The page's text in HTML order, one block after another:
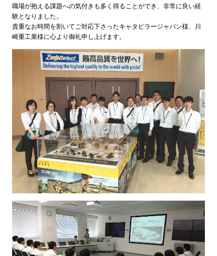
職場が抱える課題への気付きも多く得ることができ、非常に良い経
験となりました。
貴重なお時間を割いてご対応下さったキャタピラージャパン様、川
崎重工業様に心より御礼申し上げます。